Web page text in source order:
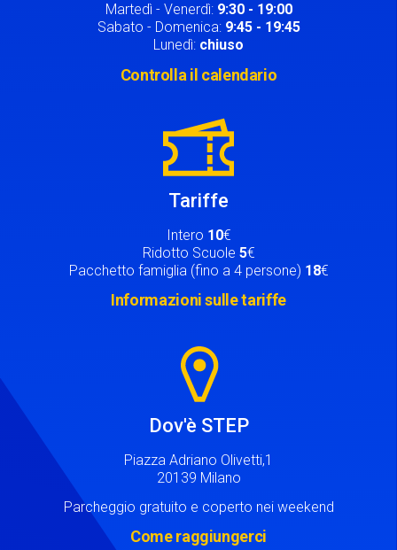
Martedì - Venerdì: 9:30 - 19:00
Sabato - Domenica: 9:45 - 19:45
Lunedì: chiuso
Controlla il calendario
Tariffe
Intero 10€
Ridotto Scuole 5€
Pacchetto famiglia (fino a 4 persone) 18€
Informazioni sulle tariffe
Dov'è STEP
Piazza Adriano Olivetti,1
20139 Milano
Parcheggio gratuito e coperto nei weekend
Come raggiungerci